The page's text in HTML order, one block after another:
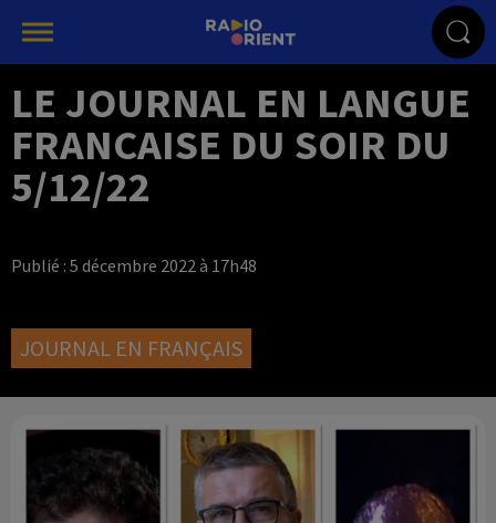
LE JOURNAL EN LANGUE
FRANCAISE DU SOIR DU
5/12/22
Publié : 5 décembre 2022 à 17h48
JOURNAL EN FRANÇAIS